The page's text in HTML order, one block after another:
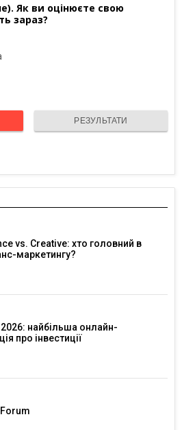
Як ви оцінюєте свою
зараз?
РЕЗУЛЬТАТИ
vs. Creative: хто головний в
маркетингу?
2026: найбільша онлайн-
про інвестиції